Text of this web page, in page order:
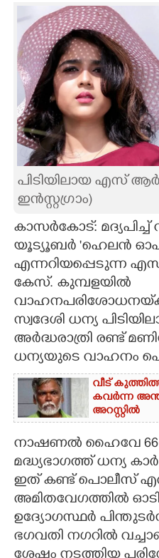
SPIRITUAL
INFO+
ART
ASTRO
CARTOONS
LITERATURE
ZOOM
CONTACT US
പിടിയിലായ എസ് ആർ
ഇൻസ്റ്റഗ്രാം)
കാസർകോട്: മദ്യപിച്ച്
യൂട്യൂബർ 'ഹെലൻ ഓഫ്
എന്നറിയപ്പെടുന്ന
കേസ്. കുമ്പളയിൽ
സ്വദേശി ധന്യ
അർദ്ധരാത്രി രണ്ട്
ധന്യയുടെ വാഹനം
വീട്
കവർന്ന
അറസ്റ്റിൽ
നാഷണൽ ഹൈവേ
മദ്ധ്യഭാഗത്ത് ധന്യ കാർ
ഇത് കണ്ട് പൊലീസ്
അമിതവേഗത്തിൽ
ഉദ്യോഗസ്ഥർ
ഭഗവതി നഗറിൽ